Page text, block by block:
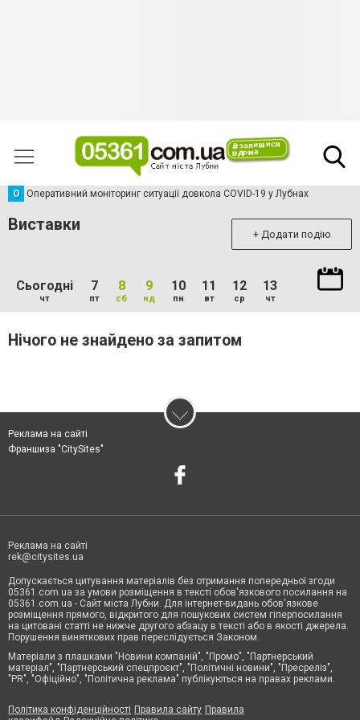
О Оперативний моніторинг ситуації довкола COVID-19 у Лубнах
Виставки + Додати подію
Сьогодні
чт
7
пт
8
сб
9
нд
10
пн
11
вт
12
ср
13
чт
Нічого не знайдено за запитом
Реклама на сайті
Франшиза "CitySites"
Реклама на сайті
rek@citysites.ua
Допускається цитування матеріалів без отримання попередньої згоди
05361.com.ua за умови розміщення в тексті обов'язкового посилання на
05361.com.ua - Сайт міста Лубни. Для інтернет-видань обов'язкове
розміщення прямого, відкритого для пошукових систем гіперпосилання
на цитовані статті не нижче другого абзацу в тексті або в якості джерела.
Порушення виняткових прав переслідується Законом.
Матеріали з плашками "Новини компаній", "Промо", "Партнерський
матеріал", "Партнерський спецпроєкт", "Політичні новини", "Пресреліз",
"PR", "Офіційно", "Політична реклама" публікуються на правах реклами.
Політика конфіденційності Правила сайту Правила